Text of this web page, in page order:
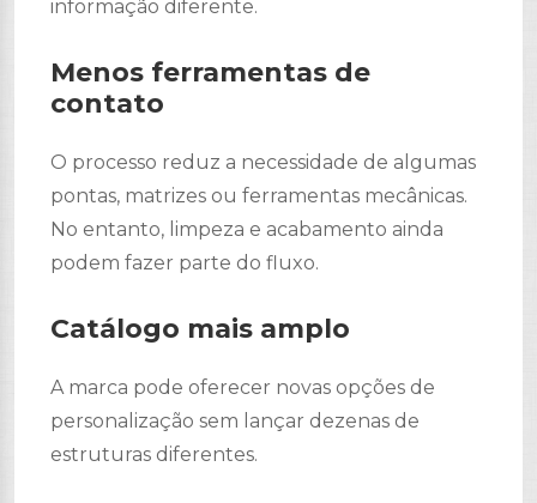
informação diferente.
Menos ferramentas de
contato
O processo reduz a necessidade de algumas
pontas, matrizes ou ferramentas mecânicas.
No entanto, limpeza e acabamento ainda
podem fazer parte do fluxo.
Catálogo mais amplo
A marca pode oferecer novas opções de
personalização sem lançar dezenas de
estruturas diferentes.